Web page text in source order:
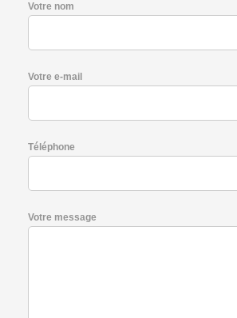
Votre nom
Votre e-mail
Téléphone
Votre message